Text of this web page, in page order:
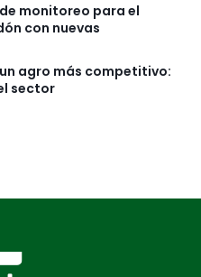
monitoreo para el
con nuevas
agro más competitivo:
sector